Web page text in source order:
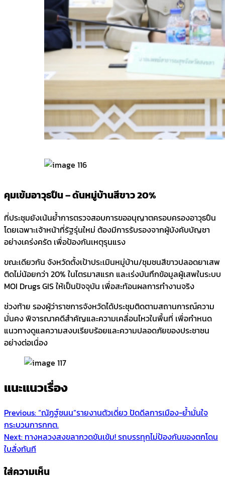
คุมเข้มอาวุธปืน – ดันหมู่บ้านสีขาว 20%
ที่ประชุมยังเน้นย้ำการตรวจสอบการขออนุญาตครอบครองอาวุธปืน
โดยเฉพาะเจ้าหน้าที่รัฐรุ่นใหม่ ต้องมีการรับรองจากผู้บังคับบัญชา
อย่างเคร่งครัด เพื่อป้องกันเหตุรุนแรง
ขณะเดียวกัน จังหวัดตั้งเป้าประเมินหมู่บ้าน/ชุมชนสีขาวปลอดยาเสพ
ติดไม่น้อยกว่า 20% ในไตรมาสแรก และเร่งบันทึกข้อมูลผู้เสพในระบบ
MOI Drugs GIS ให้เป็นปัจจุบัน เพื่อสะท้อนผลการทำงานจริง
ช่วงท้าย รองผู้ว่าราชการจังหวัดได้ประชุมติดตามสถานการณ์ความ
มั่นคง พิจารณาคดีสำคัญและความเคลื่อนไหวในพื้นที่ เพื่อกำหนด
แนวทางดูแลความสงบเรียบร้อยและความปลอดภัยของประชาชน
อย่างต่อเนื่อง
แนะแนวเรื่อง
Previous:“ณัฏฐ์ชนน”รายงานตัวเดี่ยว ปัดดีลการเมือง-ย้ำมั่นใจ
กระบวนการกกต.
Next: ทางหลวงสงขลากวดขันเข้ม! รถบรรทุกไม่ป้องกันของตกโดน
ใบสั่งทันที
ใส่ความเห็น